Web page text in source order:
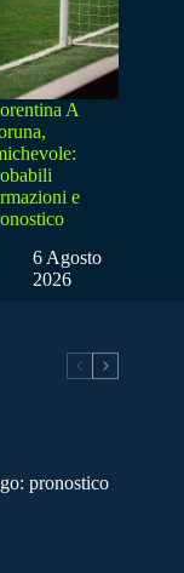
A
e
6 Agosto
2026
pronostico